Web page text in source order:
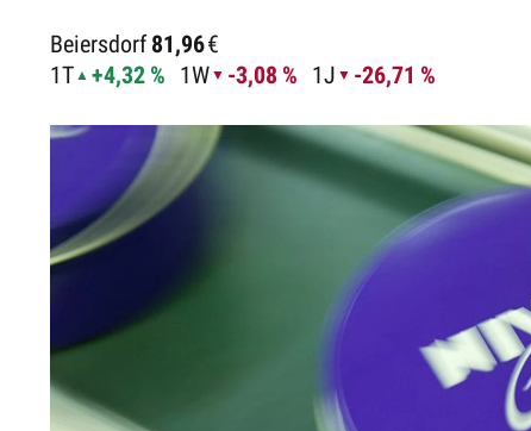
Beiersdorf 81,96€
1T
+4,32 % 1W -3,08 % 1J -26,71 %